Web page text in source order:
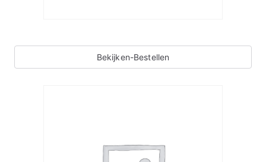
Bekijken-Bestellen